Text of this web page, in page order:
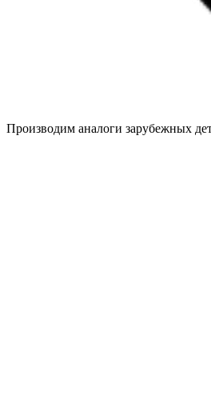
Производим аналоги зарубежных